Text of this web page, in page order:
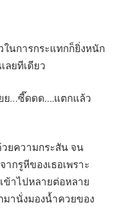
ในการกระแทกก็ยิ่งหนัก
ลยทีเดียว
ย…ซี๊ดดด….แตกแล้ว
วยความกระสัน จน
กรูหีของเธอเพราะ
ข้าไปหลายต่อหลาย
มานั่งมองน้ำควยของ